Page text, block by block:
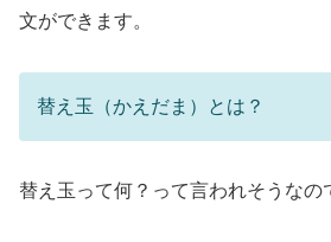
文ができます。
替え玉（かえだま）とは？
替え玉って何？って言われそうなの